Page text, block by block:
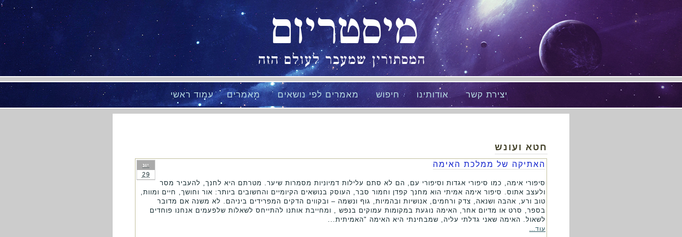
מיסטריום
המסתורין שמעבר לעולם הזה
עמוד ראשי מאמרים מאמרים לפי נושאים חיפוש אודותינו יצירת קשר
חטא ועונש
יונ
29
האתיקה של ממלכת האימה
סיפורי אימה, כמו סיפורי אגדות וסיפורי עם, הם לא סתם עלילות דמיוניות מסמרות שיער. מטרתם היא לחנך, להעביר מסר
ולעצב אתוס. סיפור אימה אמיתי הוא מחנך קפדן וחמור סבר, העוסק בנושאים הקיומיים והחשובים ביותר: אור וחושך, חיים ומוות,
טוב ורע, אהבה ושנאה, צדק ורחמים, אנושיות ובהמיות, גוף ונשמה – ובקווים הדקים המפרידים ביניהם. לא משנה אם מדובר
בספר, סרט או מדיום אחר, האימה נוגעת במקומות עמוקים בנפש , ומחייבת אותנו להתייחס לשאלות שלפעמים אנחנו פוחדים
לשאול. האימה שאני גדלתי עליה, שמבחינתי היא האימה "האמיתית...
עוד...